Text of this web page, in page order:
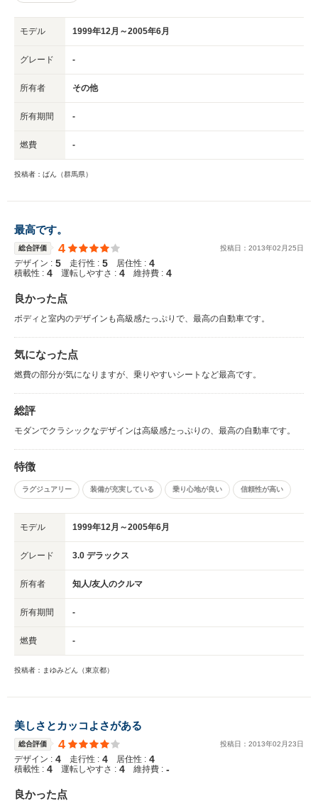
モデル 1999年12月～2005年6月
グレード -
所有者 その他
所有期間 -
燃費 -
投稿者：ばん（群馬県）
最高です。
総合評価 4 投稿日： 2013年02 月25日
デザイン : 5 走行性 : 5 居住性 : 4
積載性 : 4 運転しやすさ : 4 維持費 : 4
良かった点
ボディと室内のデザインも高級感たっぷりで、最高の自動車です。
気になった点
燃費の部分が気になりますが、乗りやすいシートなど最高です。
総評
モダンでクラシックなデザインは高級感たっぷりの、最高の自動車です。
特徴
ラグジュアリー 装備が充実している 乗り心地が良い 信頼性が高い
モデル 1999年12月～2005年6月
グレード 3.0 デラックス
所有者 知人/友人のクルマ
所有期間 -
燃費 -
投稿者：まゆみどん（東京都）
美しさとカッコよさがある
総合評価 4 投稿日： 2013年02 月23日
デザイン : 4 走行性 : 4 居住性 : 4
積載性 : 4 運転しやすさ : 4 維持費 : -
良かった点